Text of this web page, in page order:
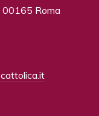
00165 Roma